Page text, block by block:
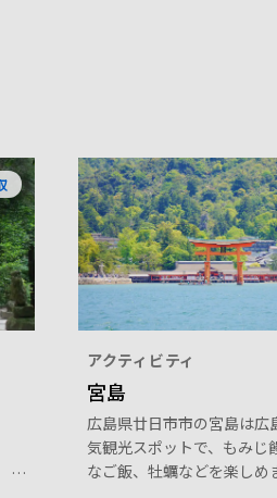
アクティビティ
宮島
広島県廿日市市の宮島は広
気観光スポットで、もみじ
なご飯、牡蠣などを楽しめ